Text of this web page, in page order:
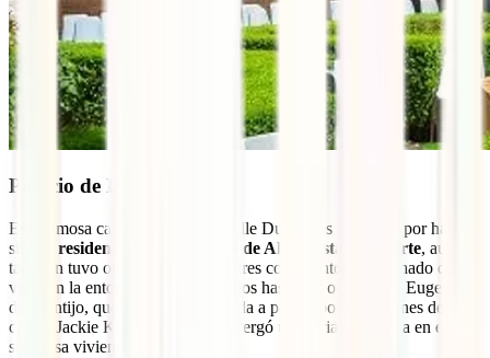
Palacio de Dueñas
Esta famosa casa ubicada en la calle Dueñas es conocida por haber
sido la residencia de la duquesa de Alba hasta su muerte, aunque
también tuvo otros inquilinos ilustres como Antonio Machado que
vivió en la entonces casa de vecinos hasta sus ocho años, Eugenia
de Montijo, que era muy aficionada a pasear por los jardines de la
casa o Jackie Kennedy, que se albergó una feria de Sevilla en esta
suntuosa vivienda.